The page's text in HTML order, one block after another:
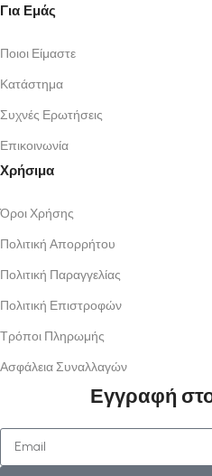
Για Εμάς
Ποιοι Είμαστε
Κατάστημα
Συχνές Ερωτήσεις
Επικοινωνία
Χρήσιμα
Όροι Χρήσης
Πολιτική Απορρήτου
Πολιτική Παραγγελίας
Πολιτική Επιστροφών
Τρόποι Πληρωμής
Ασφάλεια Συναλλαγών
Εγγραφή